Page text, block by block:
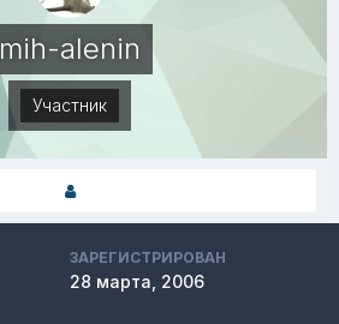
mih-alenin
Участник
ЗАРЕГИСТРИРОВАН
28 марта, 2006